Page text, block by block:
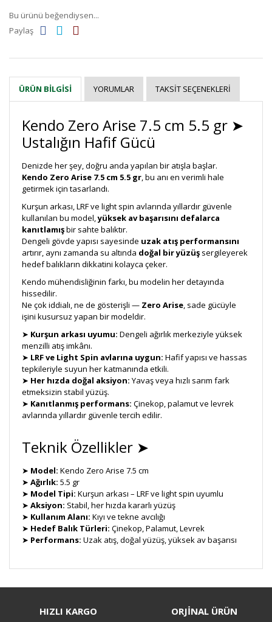
Bu ürünü beğendiysen...
Paylaş
ÜRÜN BILGISI YORUMLAR TAKSIT SEÇENEKLERI
Kendo Zero Arise 7.5 cm 5.5 gr ➤
Ustalığın Hafif Gücü
Denizde her şey, doğru anda yapılan bir atışla başlar.
Kendo Zero Arise 7.5 cm 5.5 gr, bu anı en verimli hale
getirmek için tasarlandı.
Kurşun arkası, LRF ve light spin avlarında yıllardır güvenle
kullanılan bu model,yüksek av başarısını defalarca
kanıtlamışbir sahte balıktır.
Dengeli gövde yapısı sayesinde uzak atış performansını
artırır, aynı zamanda su altında doğal bir yüzüş sergileyerek
hedef balıkların dikkatini kolayca çeker.
Kendo mühendisliğinin farkı, bu modelin her detayında
hissedilir.
Ne çok iddialı, ne de gösterişli — Zero Arise, sade gücüyle
işini kusursuz yapan bir modeldir.
➤ Kurşun arkası uyumu: Dengeli ağırlık merkeziyle yüksek
menzilli atış imkânı.
➤ LRF ve Light Spin avlarına uygun: Hafif yapısı ve hassas
tepkileriyle suyun her katmanında etkili.
➤ Her hızda doğal aksiyon: Yavaş veya hızlı sarım fark
etmeksizin stabil yüzüş.
➤ Kanıtlanmış performans: Çinekop, palamut ve levrek
avlarında yıllardır güvenle tercih edilir.
Teknik Özellikler ➤
➤ Model: Kendo Zero Arise 7.5 cm
➤ Ağırlık: 5.5 gr
➤ Model Tipi: Kurşun arkası – LRF ve light spin uyumlu
➤ Aksiyon: Stabil, her hızda kararlı yüzüş
➤ Kullanım Alanı: Kıyı ve tekne avcılığı
➤ Hedef Balık Türleri: Çinekop, Palamut, Levrek
➤ Performans: Uzak atış, doğal yüzüş, yüksek av başarısı
HIZLI KARGO ORJİNAL ÜRÜN